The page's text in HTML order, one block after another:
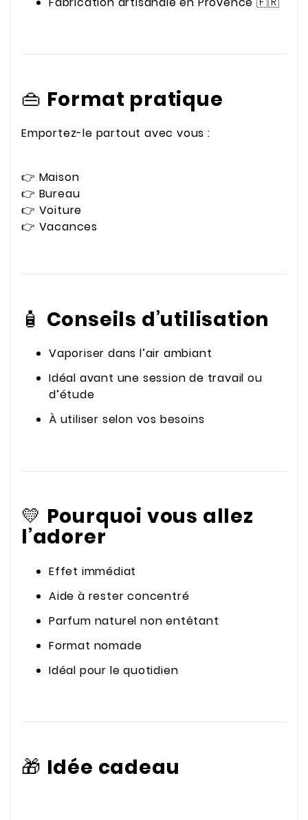
👜 Format pratique
Emportez-le partout avec vous :
👉 Maison
👉 Bureau
👉 Voiture
👉 Vacances
🧴 Conseils d’utilisation
Vaporiser dans l’air ambiant
Idéal avant une session de travail ou
d’étude
À utiliser selon vos besoins
💛 Pourquoi vous allez
l’adorer
Effet immédiat
Aide à rester concentré
Parfum naturel non entêtant
Format nomade
Idéal pour le quotidien
🎁 Idée cadeau